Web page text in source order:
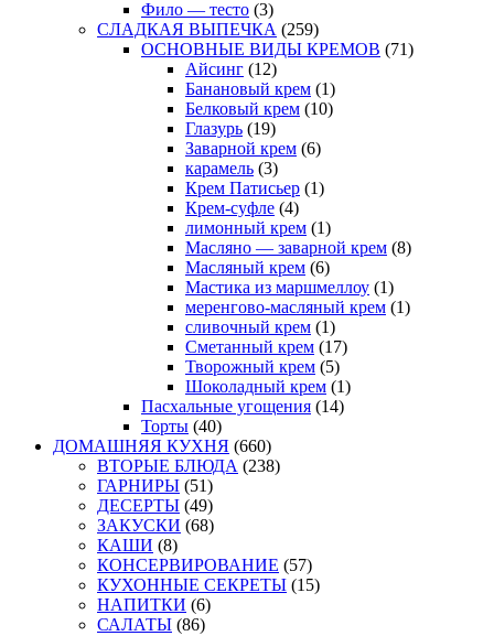
Фило — тесто (3)
СЛАДКАЯ ВЫПЕЧКА (259)
ОСНОВНЫЕ ВИДЫ КРЕМОВ (71)
Айсинг (12)
Банановый крем (1)
Белковый крем (10)
Глазурь (19)
Заварной крем (6)
карамель (3)
Крем Патисьер (1)
Крем-суфле (4)
лимонный крем (1)
Масляно — заварной крем (8)
Масляный крем (6)
Мастика из маршмеллоу (1)
меренгово-масляный крем (1)
сливочный крем (1)
Сметанный крем (17)
Творожный крем (5)
Шоколадный крем (1)
Пасхальные угощения (14)
Торты (40)
ДОМАШНЯЯ КУХНЯ (660)
ВТОРЫЕ БЛЮДА (238)
ГАРНИРЫ (51)
ДЕСЕРТЫ (49)
ЗАКУСКИ (68)
КАШИ (8)
КОНСЕРВИРОВАНИЕ (57)
КУХОННЫЕ СЕКРЕТЫ (15)
НАПИТКИ (6)
САЛАТЫ (86)